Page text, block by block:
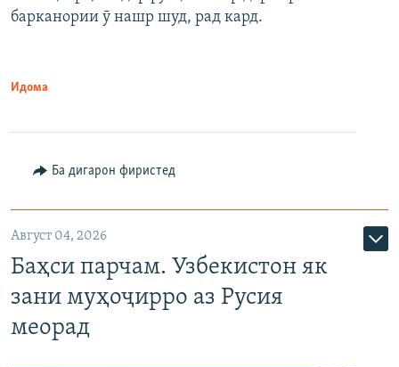
барканории ӯ нашр шуд, рад кард.
Идома
Ба дигарон фиристед
Август 04, 2026
Баҳси парчам. Узбекистон як
зани муҳоҷирро аз Русия
меорад